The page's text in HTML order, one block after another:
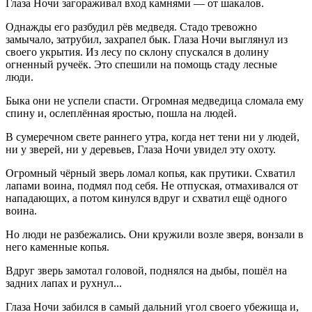
Глаза Ночи загораживал вход камнями — от шакалов.
Однажды его разбудил рёв медведя. Стадо тревожно
замычало, затрубил, захрапел бык. Глаза Ночи выглянул из
своего укрытия. Из лесу по склону спускался в долину
огненный ручеёк. Это спешили на помощь стаду лесные
люди.
Быка они не успели спасти. Огромная медведица сломала ему
спину и, ослеплённая яростью, пошла на людей.
В сумеречном свете раннего утра, когда нет тени ни у людей,
ни у зверей, ни у деревьев, Глаза Ночи увидел эту охоту.
Огромный чёрный зверь ломал копья, как прутики. Схватил
лапами воина, подмял под себя. Не отпуская, отмахивался от
нападающих, а потом кинулся вдруг и схватил ещё одного
воина.
Но люди не разбежались. Они кружили возле зверя, вонзали в
него каменные копья.
Вдруг зверь замотал головой, поднялся на дыбы, пошёл на
задних лапах и рухнул...
Глаза Ночи забился в самый дальний угол своего убежища и,